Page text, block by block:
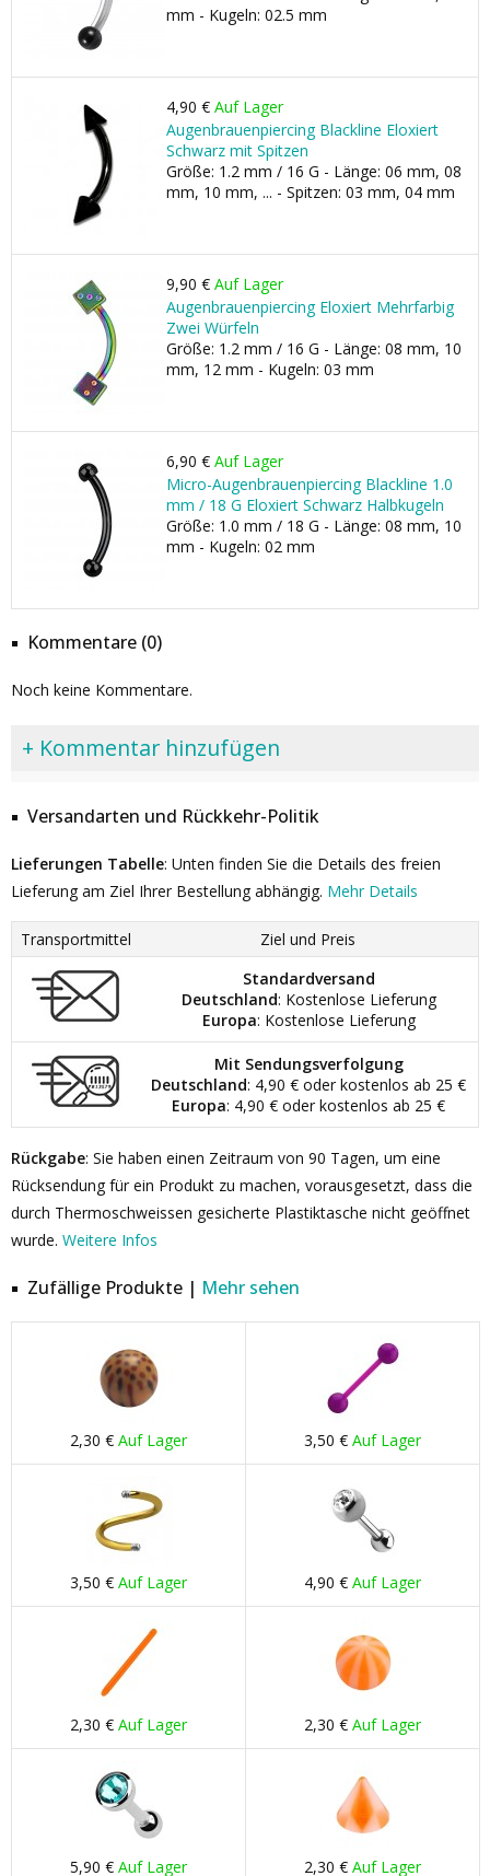
mm - Kugeln: 02.5 mm
4,90 € Auf Lager
Augenbrauenpiercing Blackline Eloxiert
Schwarz mit Spitzen
Größe: 1.2 mm / 16 G - Länge: 06 mm, 08
mm, 10 mm, ... - Spitzen: 03 mm, 04 mm
9,90 € Auf Lager
Augenbrauenpiercing Eloxiert Mehrfarbig
Zwei Würfeln
Größe: 1.2 mm / 16 G - Länge: 08 mm, 10
mm, 12 mm - Kugeln: 03 mm
6,90 € Auf Lager
Micro-Augenbrauenpiercing Blackline 1.0
mm / 18 G Eloxiert Schwarz Halbkugeln
Größe: 1.0 mm / 18 G - Länge: 08 mm, 10
mm - Kugeln: 02 mm
Kommentare (0)
Noch keine Kommentare.
+ Kommentar hinzufügen
Versandarten und Rückkehr-Politik
Lieferungen Tabelle: Unten finden Sie die Details des freien
Lieferung am Ziel Ihrer Bestellung abhängig. Mehr Details
Transportmittel
Ziel und Preis
Standardversand
Deutschland: Kostenlose Lieferung
Europa: Kostenlose Lieferung
Mit Sendungsverfolgung
Deutschland: 4,90 € oder kostenlos ab 25 €
Europa: 4,90 € oder kostenlos ab 25 €
Rückgabe: Sie haben einen Zeitraum von 90 Tagen, um eine
Rücksendung für ein Produkt zu machen, vorausgesetzt, dass die
durch Thermoschweissen gesicherte Plastiktasche nicht geöffnet
wurde. Weitere Infos
Zufällige Produkte | Mehr sehen
2,30 € Auf Lager 3,50 € Auf Lager
3,50 € Auf Lager 4,90 € Auf Lager
2,30 € Auf Lager 2,30 € Auf Lager
5,90 € Auf Lager 2,30 € Auf Lager